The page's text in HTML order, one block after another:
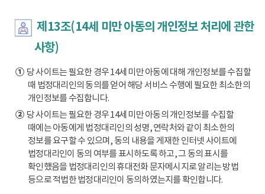
제13조(14세 미만 아동의 개인정보 처리에 관한
사항)
①당 사이트는 필요한 경우 14세 미만 아동에 대해 개인정보를 수집할
때 법정대리인의 동의를 얻어 해당 서비스 수행에 필요한 최소한의
개인정보를 수집합니다.
②당 사이트는 필요한 경우 14세 미만 아동의 개인정보를 수집할
때에는 아동에게 법정대리인의 성명, 연락처와 같이 최소한의
정보를 요구할 수 있으며, 동의 내용을 게재한 인터넷 사이트에
법정대리인이 동의 여부를 표시하도록 하고, 그 동의 표시를
확인했음을 법정대리인의 휴대전화 문자메시지로 알리는 방법
등으로 적법한 법정대리인이 동의하였는지를 확인합니다.